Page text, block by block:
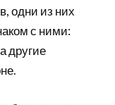
одни из них
с ними:
другие